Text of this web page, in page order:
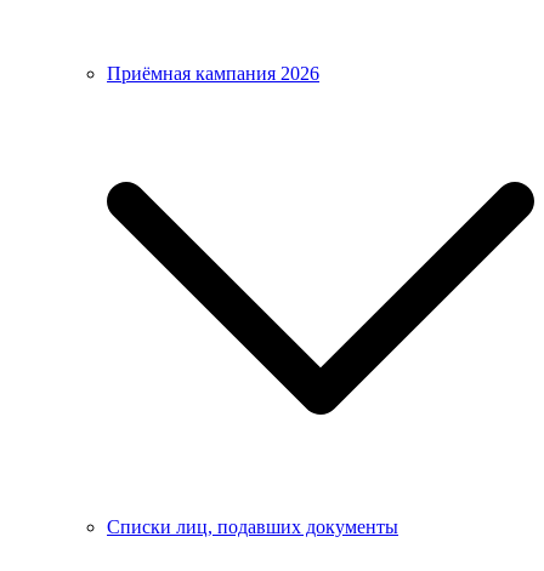
Приёмная кампания 2026
Списки лиц, подавших документы